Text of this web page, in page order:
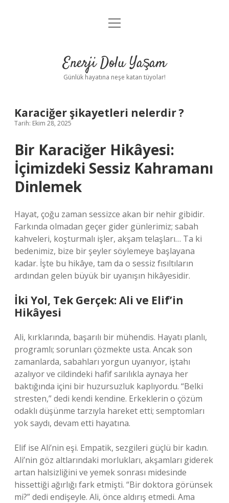
Anasayfa
Yasal Uyarı
menüyü
Enerji Dolu Yaşam
Günlük hayatına neşe katan tüyolar!
Karaciğer şikayetleri nelerdir ?
Tarih: Ekim 28, 2025
Bir Karaciğer Hikâyesi:
İçimizdeki Sessiz Kahramanı
Dinlemek
Hayat, çoğu zaman sessizce akan bir nehir gibidir.
Farkında olmadan geçer gider günlerimiz; sabah
kahveleri, koşturmalı işler, akşam telaşları… Ta ki
bedenimiz, bize bir şeyler söylemeye başlayana
kadar. İşte bu hikâye, tam da o sessiz fısıltıların
ardından gelen büyük bir uyanışın hikâyesidir.
İki Yol, Tek Gerçek: Ali ve Elif’in
Hikâyesi
Ali, kırklarında, başarılı bir mühendis. Hayatı planlı,
programlı; sorunları çözmekte usta. Ancak son
zamanlarda, sabahları yorgun uyanıyor, iştahı
azalıyor ve cildindeki hafif sarılıkla aynaya her
baktığında içini bir huzursuzluk kaplıyordu. “Belki
stresten,” dedi kendi kendine. Erkeklerin o çözüm
odaklı düşünme tarzıyla hareket etti; semptomları
yok saydı, devam etti hayatına.
Elif ise Ali’nin eşi. Empatik, sezgileri güçlü bir kadın.
Ali’nin göz altlarındaki morlukları, akşamları giderek
artan halsizliğini ve yemek sonrası midesinde
hissettiği ağırlığı fark etmişti. “Bir doktora görünsek
mi?” dedi endişeyle. Ali, önce aldırış etmedi. Ama